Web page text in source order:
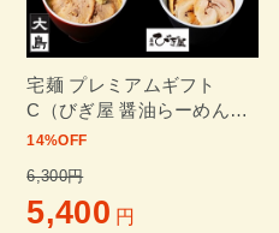
宅麺 プレミアムギフト
C（びぎ屋 醤油らーめん・
大島 味噌らーめん・むかん
14%OFF
6,300円
5,400 円